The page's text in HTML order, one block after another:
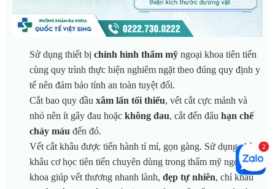
Sử dụng thiết bị chỉnh hình thẩm mỹ ngoại khoa tiên tiến
cùng quy trình thực hiện nghiêm ngặt theo đúng quy định y
tế nên đảm bảo tính an toàn tuyệt đối.
Cắt bao quy đầu xâm lấn tối thiểu, vết cắt cực mảnh và
nhỏ nên ít gây đau hoặc không đau, cắt đến đâu hạn chế
chảy máu đến đó.
Vết cắt khâu được tiến hành tỉ mỉ, gọn gàng. Sử dụng chỉ
khâu cơ học tiên tiến chuyên dùng trong thẩm mỹ ngoại
khoa giúp vết thương nhanh lành, đẹp tự nhiên, chỉ khâu